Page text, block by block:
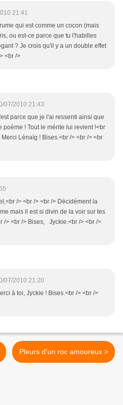
21:41
qui est comme un cocon (mais
ou est-ce parce que tu l'habilles
? Je crois qu'il y a un double effet
<br />
07/2010 21:43
parce que je l'ai ressenti ainsi que
poème ! Tout le mérite lui revient !<br
Merci Lénaïg ! Bises.<br /> <br /> <br
/> <br /> <br /> Décidément la
mais il est si divin de la voir sur tes
/> <br /> Bises, Jyckie.<br /> <br />
07/2010 21:20
à toi, Jyckie ! Bises.<br /> <br />
Pleurs d'un roc amoureux >